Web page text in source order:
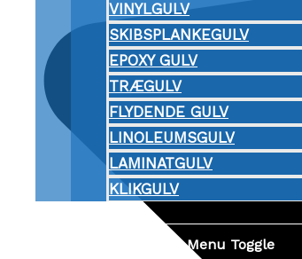
VINYLGULV
SKIBSPLANKEGULV
EPOXY GULV
TRÆGULV
FLYDENDE GULV
LINOLEUMSGULV
LAMINATGULV
KLIKGULV
Menu Toggle